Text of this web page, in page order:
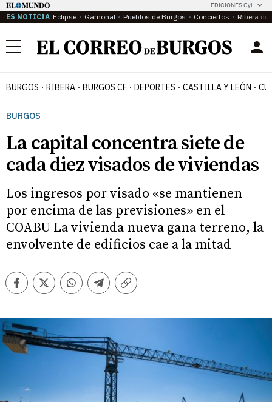
EDICIONES CyL
ES NOTICIA Eclipse Gamonal Pueblos de Burgos Conciertos Ribera del
Menú
BURGOS RIBERA BURGOS CF DEPORTES CASTILLA Y LEÓN
BURGOS
La capital concentra siete de
cada diez visados de viviendas
Los ingresos por visado «se mantienen
por encima de las previsiones» en el
COABU La vivienda nueva gana terreno, la
envolvente de edificios cae a la mitad
FacebookTwitterWhatsappTelegramCopiar